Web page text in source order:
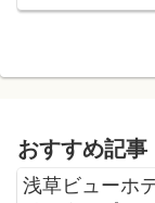
おすすめ記事
浅草ビューホ